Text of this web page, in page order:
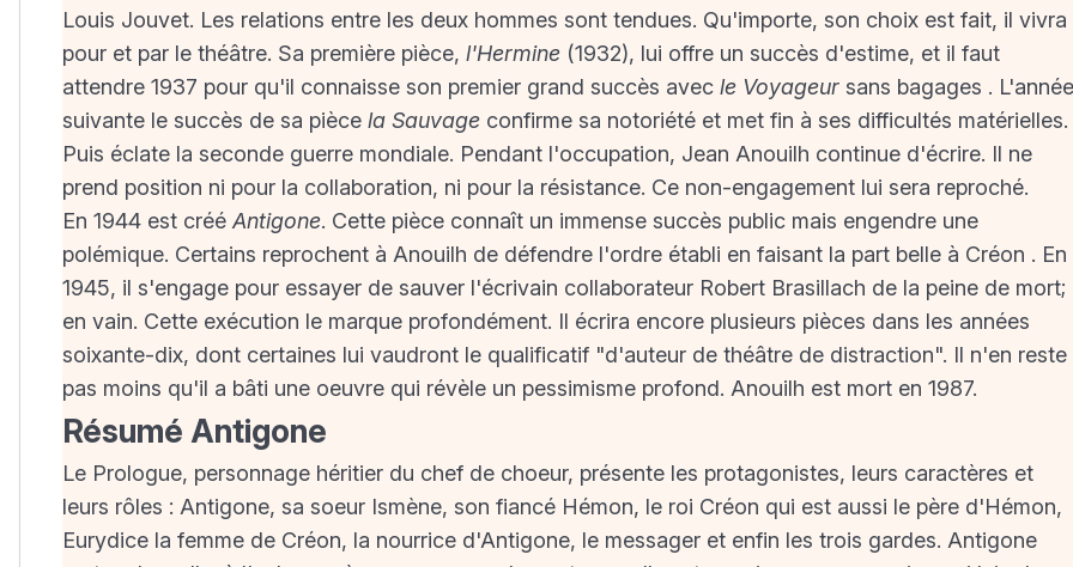
Louis Jouvet. Les relations entre les deux hommes sont tendues. Qu'importe, son choix est fait, il vivra
pour et par le théâtre. Sa première pièce, l'Hermine (1932), lui offre un succès d'estime, et il faut
attendre 1937 pour qu'il connaisse son premier grand succès avec le Voyageur sans bagages . L'année
suivante le succès de sa pièce la Sauvage confirme sa notoriété et met fin à ses difficultés matérielles.
Puis éclate la seconde guerre mondiale. Pendant l'occupation, Jean Anouilh continue d'écrire. Il ne
prend position ni pour la collaboration, ni pour la résistance. Ce non-engagement lui sera reproché.
En 1944 est créé Antigone. Cette pièce connaît un immense succès public mais engendre une
polémique. Certains reprochent à Anouilh de défendre l'ordre établi en faisant la part belle à Créon . En
1945, il s'engage pour essayer de sauver l'écrivain collaborateur Robert Brasillach de la peine de mort;
en vain. Cette exécution le marque profondément. Il écrira encore plusieurs pièces dans les années
soixante-dix, dont certaines lui vaudront le qualificatif "d'auteur de théâtre de distraction". Il n'en reste
pas moins qu'il a bâti une oeuvre qui révèle un pessimisme profond. Anouilh est mort en 1987.
Résumé Antigone
Le Prologue, personnage héritier du chef de choeur, présente les protagonistes, leurs caractères et
leurs rôles : Antigone, sa soeur Ismène, son fiancé Hémon, le roi Créon qui est aussi le père d'Hémon,
Eurydice la femme de Créon, la nourrice d'Antigone, le messager et enfin les trois gardes. Antigone